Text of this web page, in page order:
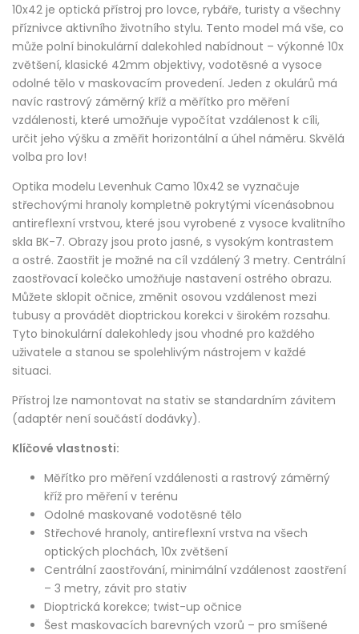
10x42 je optická přístroj pro lovce, rybáře, turisty a všechny
příznivce aktivního životního stylu. Tento model má vše, co
může polní binokulární dalekohled nabídnout – výkonné 10x
zvětšení, klasické 42mm objektivy, vodotěsné a vysoce
odolné tělo v maskovacím provedení. Jeden z okulárů má
navíc rastrový záměrný kříž a měřítko pro měření
vzdálenosti, které umožňuje vypočítat vzdálenost k cíli,
určit jeho výšku a změřit horizontální a úhel náměru. Skvělá
volba pro lov!
Optika modelu Levenhuk Camo 10x42 se vyznačuje
střechovými hranoly kompletně pokrytými vícenásobnou
antireflexní vrstvou, které jsou vyrobené z vysoce kvalitního
skla BK-7. Obrazy jsou proto jasné, s vysokým kontrastem
a ostré. Zaostřit je možné na cíl vzdálený 3 metry. Centrální
zaostřovací kolečko umožňuje nastavení ostrého obrazu.
Můžete sklopit očnice, změnit osovou vzdálenost mezi
tubusy a provádět dioptrickou korekci v širokém rozsahu.
Tyto binokulární dalekohledy jsou vhodné pro každého
uživatele a stanou se spolehlivým nástrojem v každé
situaci.
Přístroj lze namontovat na stativ se standardním závitem
(adaptér není součástí dodávky).
Klíčové vlastnosti:
Měřítko pro měření vzdálenosti a rastrový záměrný
kříž pro měření v terénu
Odolné maskované vodotěsné tělo
Střechové hranoly, antireflexní vrstva na všech
optických plochách, 10x zvětšení
Centrální zaostřování, minimální vzdálenost zaostření
– 3 metry, závit pro stativ
Dioptrická korekce; twist-up očnice
Šest maskovacích barevných vzorů – pro smíšené